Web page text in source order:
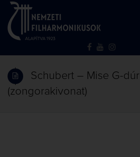
Schubert – Mise G-
(zongorakivonat)